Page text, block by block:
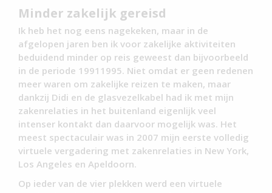
Minder zakelijk gereisd
Ik heb het nog eens nagekeken, maar in de
afgelopen jaren ben ik voor zakelijke aktiviteiten
beduidend minder op reis geweest dan bijvoorbeeld
in de periode 19911995. Niet omdat er geen redenen
meer waren om zakelijke reizen te maken, maar
dankzij Didi en de glasvezelkabel had ik met mijn
zakenrelaties in het buitenland eigenlijk veel
intenser kontakt dan daarvoor mogelijk was. Het
meest spectaculair was in 2007 mijn eerste volledig
virtuele vergadering met zakenrelaties in New York,
Los Angeles en Apeldoorn.
Op ieder van de vier plekken werd een virtuele